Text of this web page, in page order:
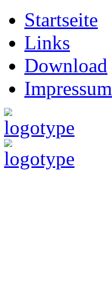
Startseite
Links
Download
Impressum